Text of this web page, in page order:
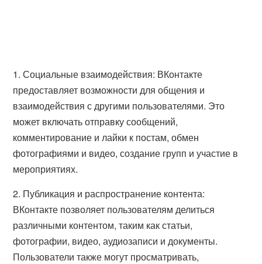
1. Социальные взаимодействия: ВКонтакте
предоставляет возможности для общения и
взаимодействия с другими пользователями. Это
может включать отправку сообщений,
комментирование и лайки к постам, обмен
фотографиями и видео, создание групп и участие в
мероприятиях.
2. Публикация и распространение контента:
ВКонтакте позволяет пользователям делиться
различными контентом, таким как статьи,
фотографии, видео, аудиозаписи и документы.
Пользователи также могут просматривать,